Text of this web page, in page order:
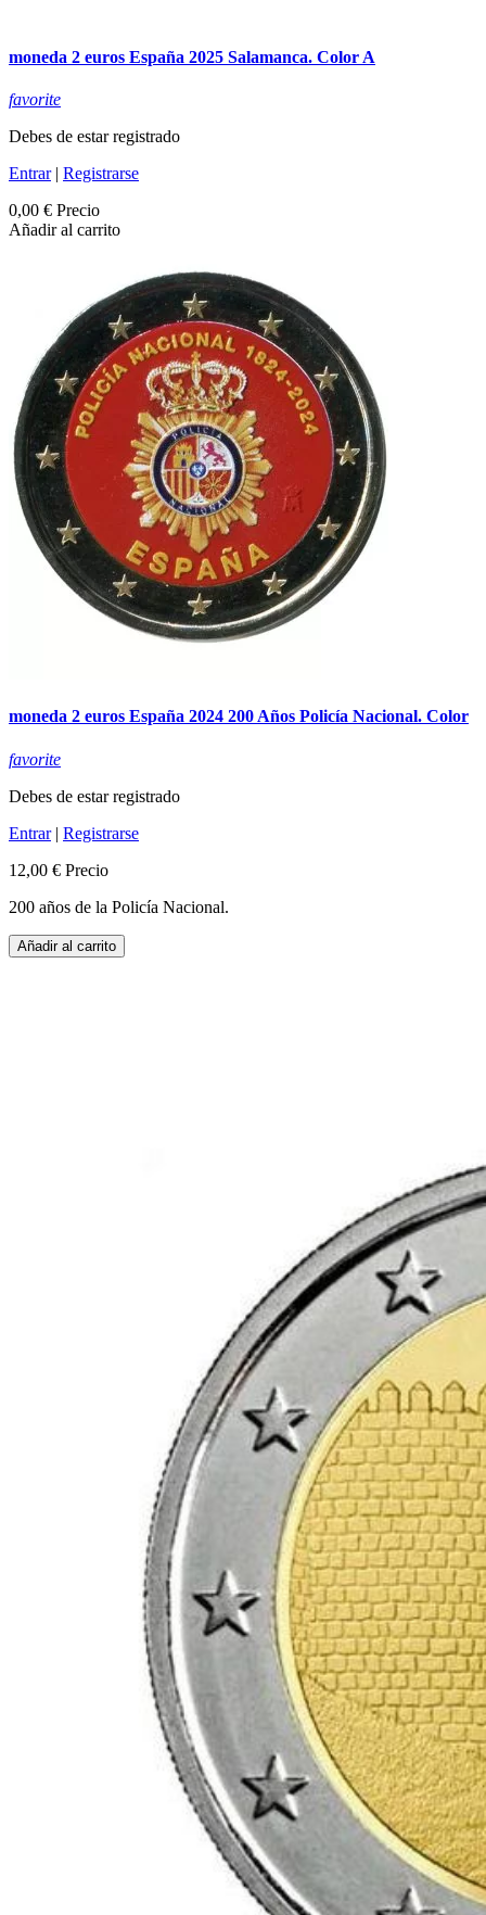
moneda 2 euros España 2025 Salamanca. Color A
favorite
Debes de estar registrado
Entrar| Registrarse
0,00 € Precio
Añadir al carrito
moneda 2 euros España 2024 200 Años Policía Nacional. Color
favorite
Debes de estar registrado
Entrar| Registrarse
12,00 € Precio
200 años de la Policía Nacional.
Añadir al carrito